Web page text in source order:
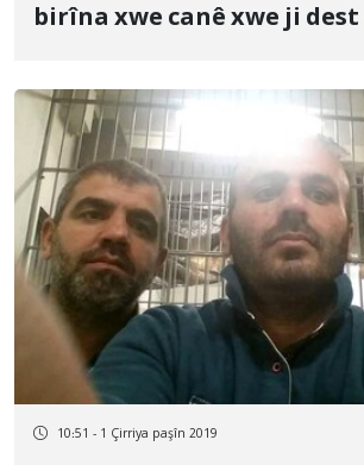
birîna xwe canê xwe ji dest
10:51 - 1 Çirriya paşîn 2019